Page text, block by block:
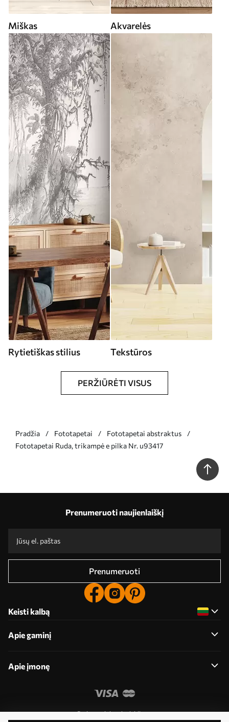
Miškas Akvarelės
Rytietiškas stilius Tekstūros
PERŽIŪRĖTI VISUS
Pradžia Fototapetai
Fototapetai abstraktus
Fototapetai Ruda, trikampė e pilka Nr. u93417
Prenumeruoti naujienlaiškį
Prenumeruoti
Keisti kalbą
Apie gaminį
Apie įmonę
Redaguoti slapukų leidimus